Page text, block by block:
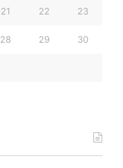
21 22 23
28 29 30